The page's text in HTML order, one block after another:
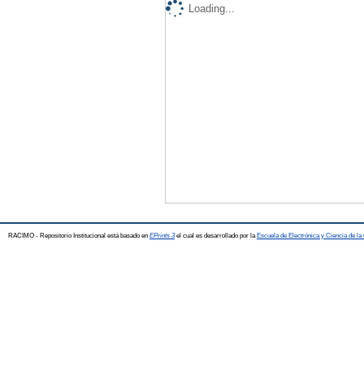
Loading...
RACIMO - Repositorio Institucional está basado en EPrints 3el cual es desarrollado por la Escuela de Electrónica y Ciencia de la